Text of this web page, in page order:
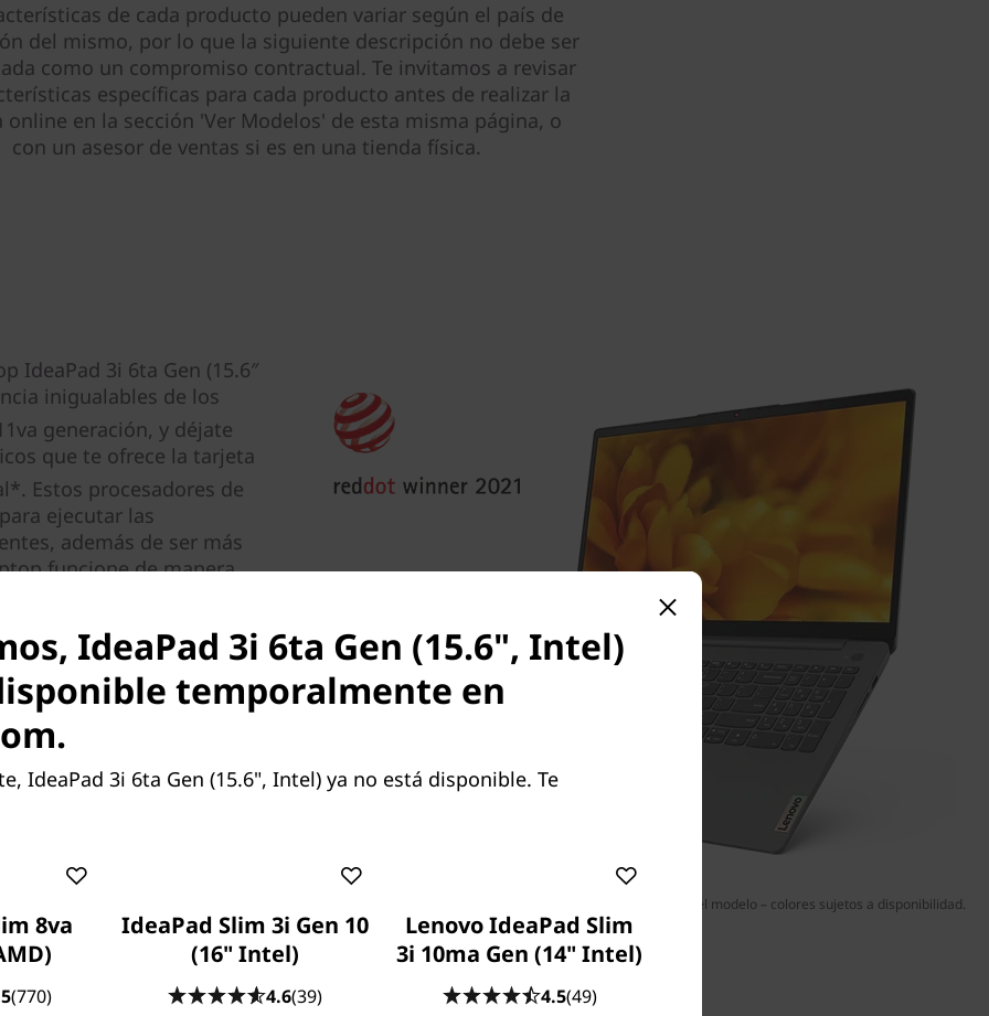
de cada producto pueden variar según el país de
del mismo, por lo que la siguiente descripción no debe ser
como un compromiso contractual. Te invitamos a revisar
específicas para cada producto antes de realizar la
online en la sección 'Ver Modelos' de esta misma página, o
con un asesor de ventas si es en una tienda física.
Algunos puertos/ranuras pueden ser opcionales o variar según el modelo – colores sujetos a disponibilidad.
IdeaPad 3i 6ta Gen (15.6″
inigualables de los
generación, y déjate
que te ofrece la tarjeta
Estos procesadores de
ejecutar las
además de ser más
funcione de manera
y la
pero no están
la configuración de tu
visuales, gracias
de la pantalla FHD de
placer. Este
otorga a la notebook
relaciones de área activa
IdeaPad 3i 6ta Gen (15.6", Intel)
temporalmente en
IdeaPad 3i 6ta Gen (15.6", Intel) ya no está disponible. Te
8va
(770)
IdeaPad Slim 3i Gen 10
(16" Intel)
4.6(39)
Lenovo IdeaPad Slim
3i 10ma Gen (14" Intel)
4.5(49)